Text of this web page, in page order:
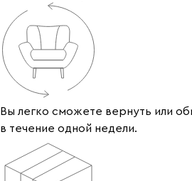
Вы легко сможете вернуть или
в течение одной недели.